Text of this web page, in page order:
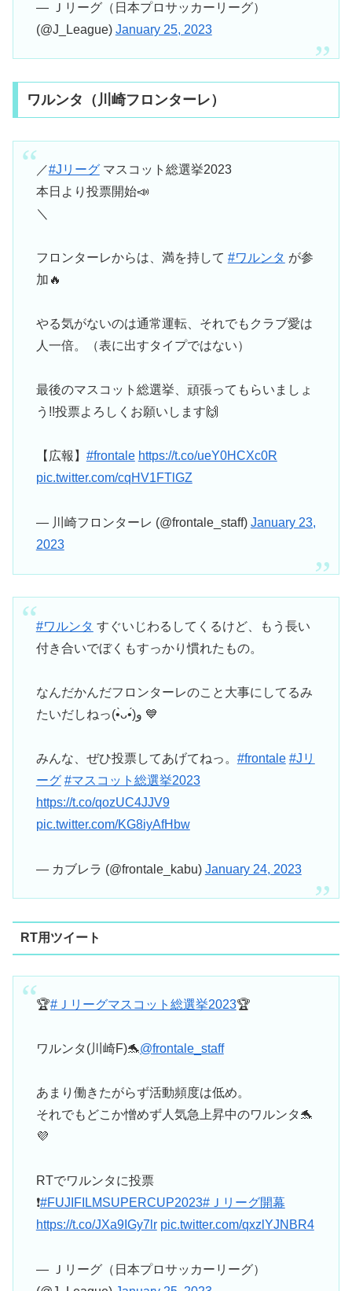
— Ｊリーグ（日本プロサッカーリーグ）
(@J_League) January 25, 2023
ワルンタ（川崎フロンターレ）
／#Jリーグマスコット総選挙2023
本日より投票開始📣
＼
フロンターレからは、満を持して #ワルンタ が参
加🔥
やる気がないのは通常運転、それでもクラブ愛は
人一倍。（表に出すタイプではない）
最後のマスコット総選挙、頑張ってもらいましょ
う!!投票よろしくお願いします🙌
【広報】 #frontale https://t.co/ueY0HCXc0R
pic.twitter.com/cqHV1FTlGZ
— 川崎フロンターレ (@frontale_staff) January 23,
2023
#ワルンタ すぐいじわるしてくるけど、もう長い
付き合いでぼくもすっかり慣れたもの。
なんだかんだフロンターレのこと大事にしてるみ
たいだしねっ(•̀ᴗ•́)و 💙
みんな、ぜひ投票してあげてねっ。 #frontale #Jリ
ーグ #マスコット総選挙2023
https://t.co/qozUC4JJV9
pic.twitter.com/KG8iyAfHbw
— カブレラ (@frontale_kabu) January 24, 2023
RT用ツイート
🏆#Ｊリーグマスコット総選挙2023🏆
ワルンタ(川崎F)🐬@frontale_staff
あまり働きたがらず活動頻度は低め。
それでもどこか憎めず人気急上昇中のワルンタ🐬
💜
RTでワルンタに投票
❗#FUJIFILMSUPERCUP2023#Ｊリーグ開幕
https://t.co/JXa9IGy7lr pic.twitter.com/qxzlYJNBR4
— Ｊリーグ（日本プロサッカーリーグ）